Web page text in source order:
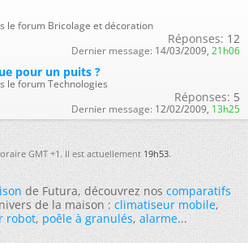
le forum Bricolage et décoration
Réponses: 12
Dernier message: 14/03/2009, 21h06
pour un puits ?
le forum Technologies
Réponses: 5
Dernier message: 12/02/2009, 13h25
GMT +1. Il est actuellement19h53.
de Futura, découvrez noscomparatifs
de la maison :climatiseur mobile,
robot,poêle à granulés,alarme...